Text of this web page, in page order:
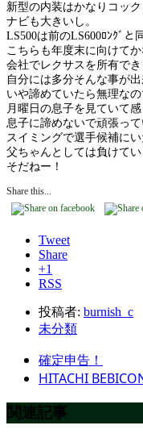
新型の内装はかなりコッ
ナビも大きいし。
LS500は前のLS600ﾛﾝｸﾞと
こちらも年度末に向けて
会社でレクサスを所有でき
自分には多分そんな事が
いや諦めていたら無理な
月曜日の息子を見ていて感
息子に諦めないで頑張って
スイミングで選手候補に
父ちゃんとしては負けてい
そだねー！
Share this...
Tweet
Share
+1
RSS
投稿者: burnish_c
未分類
確定申告！
HITACHI
関連記事